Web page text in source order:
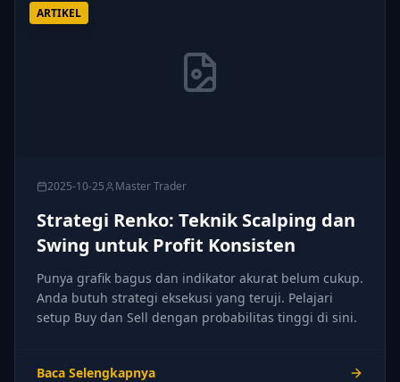
ARTIKEL
2025-10-25 Master Trader
Strategi Renko: Teknik Scalping dan
Swing untuk Profit Konsisten
Punya grafik bagus dan indikator akurat belum cukup.
Anda butuh strategi eksekusi yang teruji. Pelajari
setup Buy dan Sell dengan probabilitas tinggi di sini.
Baca Selengkapnya